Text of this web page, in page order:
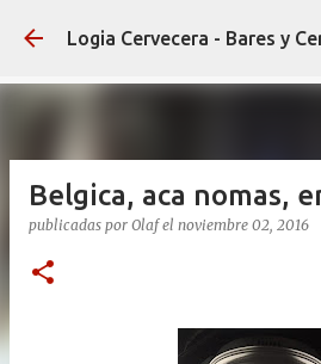
Ir al contenido
Logia Cervecera - Bares y
Belgica, aca nomas,
publicadas por Olaf el noviembre 02, 2016